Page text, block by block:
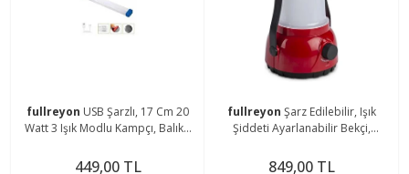
fullreyon USB Şarzlı, 17 Cm 20
Watt 3 Işık Modlu Kampçı, Balıkçı
Magnetli Aplik
449,00 TL
fullreyon Şarz Edilebilir, Işık
Şiddeti Ayarlanabilir Bekçi,
Aparatlı Fener
849,00 TL